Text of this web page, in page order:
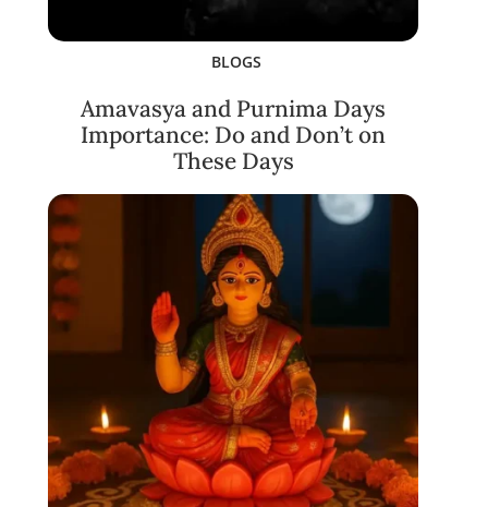
BLOGS
Amavasya and Purnima Days
Importance: Do and Don’t on
These Days